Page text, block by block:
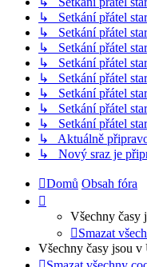
↳ Setkání přátel
↳ Setkání přátel
↳ Setkání přátel
↳ Setkání přátel
↳ Setkání přátel
↳ Setkání přátel
↳ Setkání přátel
↳ Setkání přátel
↳ Aktuálně
↳ Nový sraz je
Domů Obsah fóra
Všechny časy
Smazat
Všechny časy jsou v